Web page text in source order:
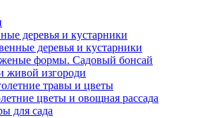
деревья и кустарники
деревья и кустарники
формы. Садовый бонсай
живой изгороди
травы и цветы
цветы и овощная рассада
для сада